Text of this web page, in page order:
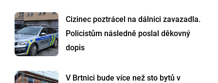
Cizinec poztrácel na dálnici zavazadla.
Policistům následně poslal děkovný
dopis
V Brtnici bude více než sto bytů v